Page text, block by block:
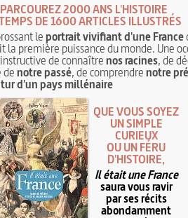
PARCOUREZ 2000 ANS L'HISTOIRE
DE 1600 ARTICLES ILLUSTRÉS
leportrait vivifiant d'une France
la première puissance du monde. Une
de connaîtrenos racines, de
denotre passé, de comprendrenotre
d'un pays millénaire
QUE VOUS SOYEZ
UN SIMPLE
CURIEUX
OU UN FÉRU
D'HISTOIRE,
Il était une France
saura vous ravir
par ses récits
abondamment